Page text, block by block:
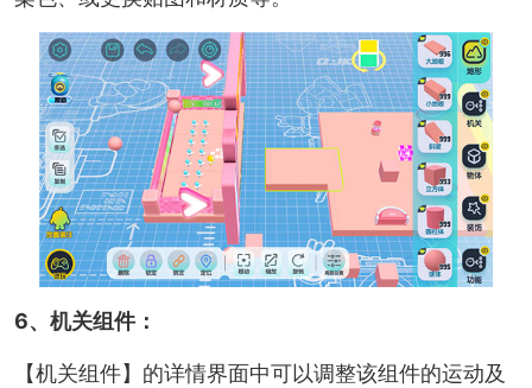
6、机关组件：
【机关组件】的详情界面中可以调整该组件的运动及